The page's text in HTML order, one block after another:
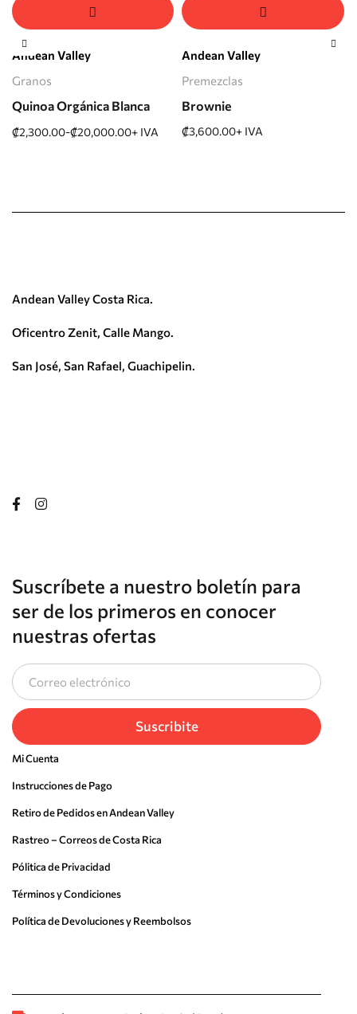
Andean Valley
Granos
Quinoa Orgánica Blanca
₡2,300.00-₡20,000.00+ IVA
Andean Valley
Premezclas
Brownie
₡3,600.00+ IVA
Andean Valley Costa Rica.
Oficentro Zenit, Calle Mango.
San José, San Rafael, Guachipelin.
Suscríbete a nuestro boletín para
ser de los primeros en conocer
nuestras ofertas
Suscribite
Mi Cuenta
Instrucciones de Pago
Retiro de Pedidos en Andean Valley
Rastreo – Correos de Costa Rica
Pólitica de Privacidad
Términos y Condiciones
Política de Devoluciones y Reembolsos